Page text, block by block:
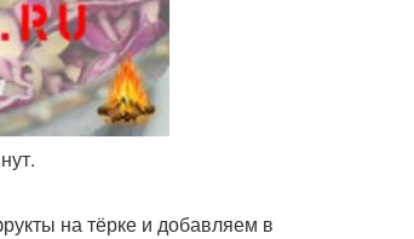
на тёрке и добавляем в